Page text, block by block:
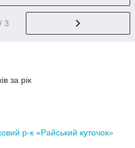
/ 3
за рік
р-к «Райський куточок»